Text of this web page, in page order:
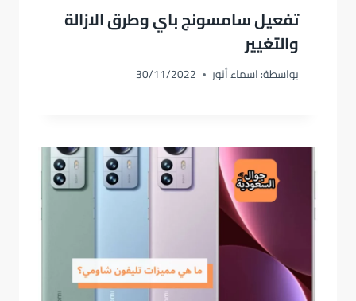
تفعيل سامسونج باي وطرق الازالة
والتغيير
بواسطة:اسماء أنور 30/11/2022